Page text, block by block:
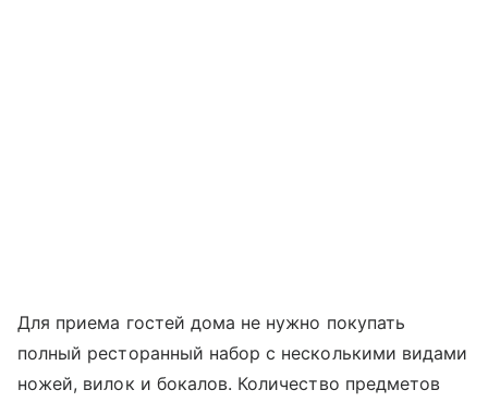
Для приема гостей дома не нужно покупать
полный ресторанный набор с несколькими видами
ножей, вилок и бокалов. Количество предметов